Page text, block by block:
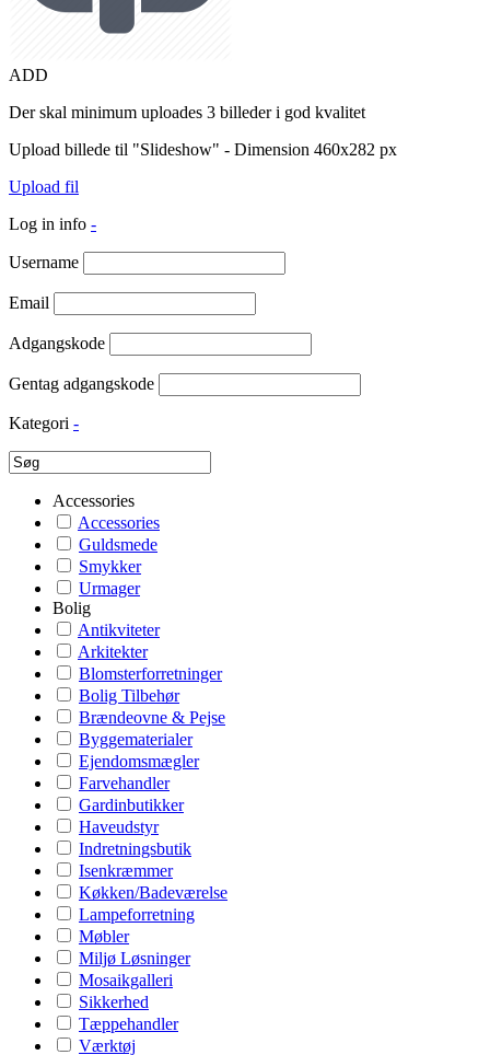
ADD
Der skal minimum uploades 3 billeder i god kvalitet
Upload billede til "Slideshow" - Dimension 460x282 px
Upload fil
Log in info -
Username
Email
Adgangskode
Gentag adgangskode
Kategori -
Accessories
Accessories
Guldsmede
Smykker
Urmager
Bolig
Antikviteter
Arkitekter
Blomsterforretninger
Bolig Tilbehør
Brændeovne & Pejse
Byggematerialer
Ejendomsmægler
Farvehandler
Gardinbutikker
Haveudstyr
Indretningsbutik
Isenkræmmer
Køkken/Badeværelse
Lampeforretning
Møbler
Miljø Løsninger
Mosaikgalleri
Sikkerhed
Tæppehandler
Værktøj